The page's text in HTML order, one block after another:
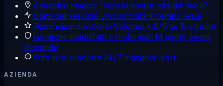
Specchio magico Testa la nostra rete dal tuo IP
Stato del servizio Disponibilità in tempo reale
Recensioni dei clienti Valutato 4,6/5 su Trustpilot
Garanzia soddisfatti o rimborsati 14 giorni, senza
domande
Ottenere supporto 24/7, ingegneri veri
AZIENDA